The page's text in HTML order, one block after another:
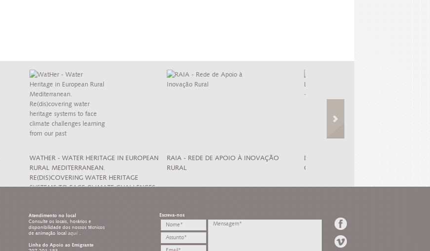
WATHER - WATER HERITAGE IN EUROPEAN
RURAL MEDITERRANEAN.
RE(DIS)COVERING WATER HERITAGE
SYSTEMS TO FACE CLIMATE CHALLENGES
RAIA - REDE DE APOIO À INOVAÇÃO
RURAL
DLBC DESENVOLVIMENTO LOCAL DE
COMUNITÁRIA - PEPAC
Atendimento no local
Consulte os locais, horários e
disponibilidade dos nossos técnicos
de animação local aqui .
Linha do Apoio ao Emigrante
Escreva-nos